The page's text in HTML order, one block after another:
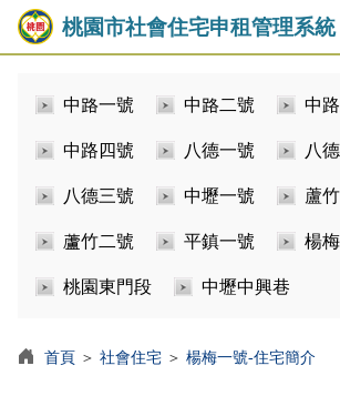
桃園市社會住宅申租管理系統
中路一號 中路二號 中
中路四號 八德一號 八
八德三號 中壢一號 蘆
蘆竹二號 平鎮一號 楊
桃園東門段 中壢中興巷
首頁 ＞ 社會住宅 ＞ 楊梅一號-住宅簡介